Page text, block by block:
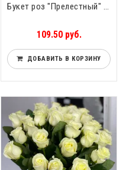
Букет роз "Прелестный" 31 роза
109.50 руб.
ДОБАВИТЬ В КОРЗИНУ